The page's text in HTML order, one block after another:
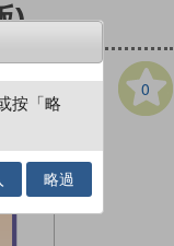
)
0
按「略
略過